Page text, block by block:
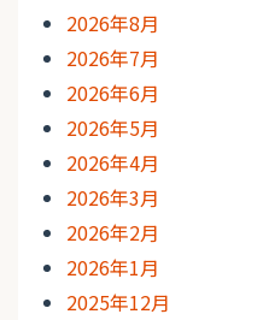
2026年8月
2026年7月
2026年6月
2026年5月
2026年4月
2026年3月
2026年2月
2026年1月
2025年12月